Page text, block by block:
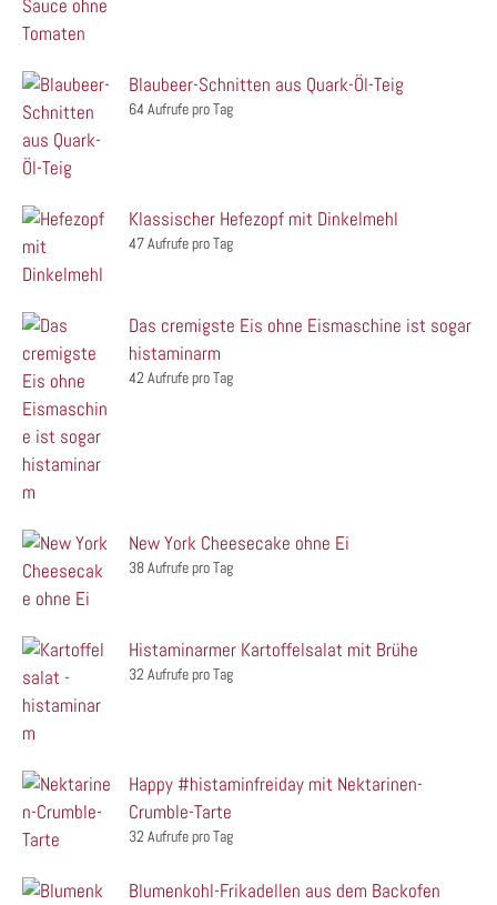
Blaubeer-Schnitten aus Quark-Öl-Teig
64 Aufrufe pro Tag
Klassischer Hefezopf mit Dinkelmehl
47 Aufrufe pro Tag
Das cremigste Eis ohne Eismaschine ist sogar
histaminarm
42 Aufrufe pro Tag
New York Cheesecake ohne Ei
38 Aufrufe pro Tag
Histaminarmer Kartoffelsalat mit Brühe
32 Aufrufe pro Tag
Happy #histaminfreiday mit Nektarinen-
Crumble-Tarte
32 Aufrufe pro Tag
Blumenkohl-Frikadellen aus dem Backofen